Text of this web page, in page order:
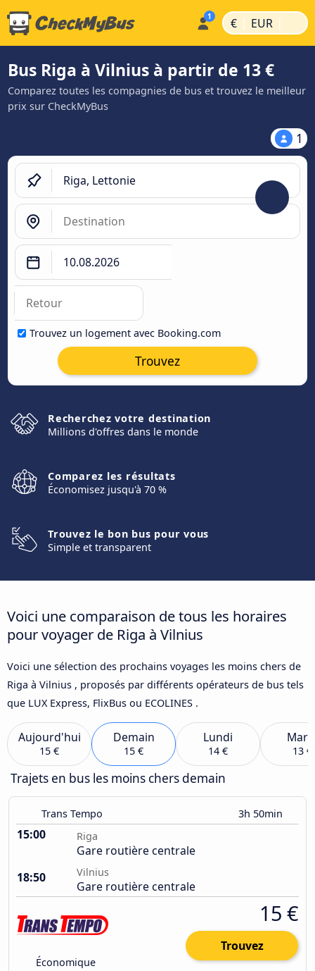
€ | EUR |
Bus Riga à Vilnius à partir de 13 €
Comparez toutes les compagnies de bus et trouvez le meilleur
prix sur CheckMyBus
1
Trouvez un logement avec Booking.com
Trouvez
Recherchez votre destination
Millions d'offres dans le monde
Comparez les résultats
Économisez jusqu'à 70 %
Trouvez le bon bus pour vous
Simple et transparent
Voici une comparaison de tous les horaires
pour voyager de Riga à Vilnius
Voici une sélection des prochains voyages les moins chers de
Riga à Vilnius , proposés par différents opérateurs de bus tels
que LUX Express, FlixBus ou ECOLINES .
Aujourd'hui
15 €
Demain
15 €
Lundi
14 € 13 €
Trajets en bus les moins chers demain
Trans Tempo 3h 50min
15:00 Riga
Gare routière centrale
18:50
Vilnius
Gare routière centrale
Économique
15 €
Trouvez